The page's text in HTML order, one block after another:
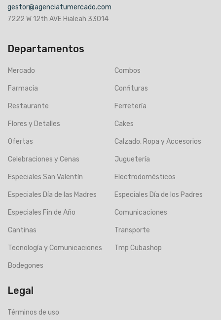
gestor@agenciatumercado.com
7222 W 12th AVE Hialeah 33014
Departamentos
Mercado Combos
Farmacia Confituras
Restaurante Ferretería
Flores y Detalles Cakes
Ofertas Calzado, Ropa y Accesorios
Celebraciones y Cenas Juguetería
Especiales San Valentín Electrodomésticos
Especiales Día de las Madres Especiales Día de los Padres
Especiales Fin de Año Comunicaciones
Cantinas Transporte
Tecnología y Comunicaciones Tmp Cubashop
Bodegones
Legal
Términos de uso